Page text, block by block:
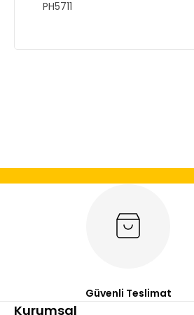
PH5711
Ürün bilgilerinde hatalar
Bu ürüne benzer farklı
Güvenli Teslimat
Kurumsal